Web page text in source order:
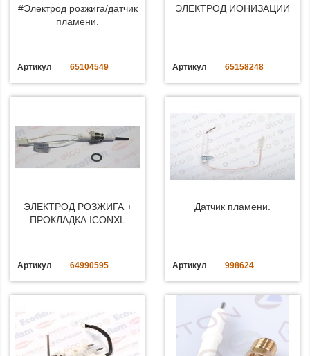
#Электрод розжига/датчик
пламени.
Артикул 65104549
ЭЛЕКТРОД ИОНИЗАЦИИ
Артикул 65158248
ЭЛЕКТРОД РОЗЖИГА +
ПРОКЛАДКА ICONXL
Артикул 64990595
Датчик пламени.
Артикул 998624